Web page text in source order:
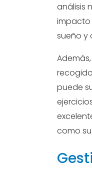
análisis
impacto
sueño y
puede
como